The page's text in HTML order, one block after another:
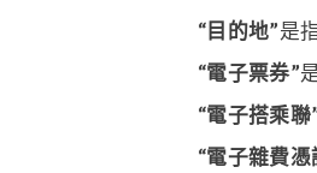
“目的地”是
“電子票券”
“電子搭乘聯
“電子雜費憑